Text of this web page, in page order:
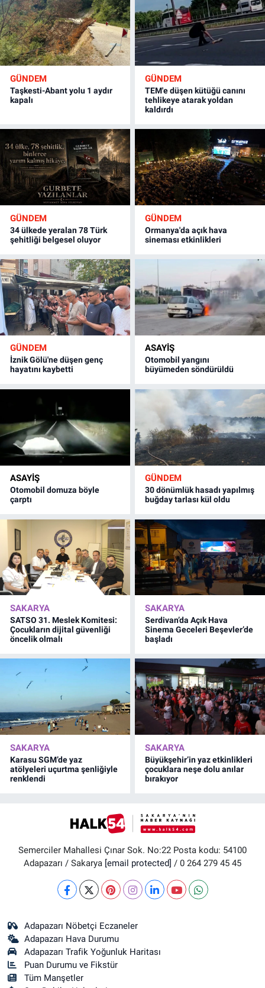
GÜNDEM
Taşkesti-Abant yolu 1 aydır
kapalı
GÜNDEM
TEM'e düşen kütüğü canını
tehlikeye atarak yoldan
kaldırdı
GÜNDEM
34 ülkede yeralan 78 Türk
şehitliği belgesel oluyor
GÜNDEM
Ormanya'da açık hava
sineması etkinlikleri
GÜNDEM
İznik Gölü'ne düşen genç
hayatını kaybetti
ASAYİŞ
Otomobil yangını
büyümeden söndürüldü
ASAYİŞ
Otomobil domuza böyle
çarptı
GÜNDEM
30 dönümlük hasadı yapılmış
buğday tarlası kül oldu
SAKARYA
SATSO 31. Meslek Komitesi:
Çocukların dijital güvenliği
öncelik olmalı
SAKARYA
Serdivan’da Açık Hava
Sinema Geceleri Beşevler’de
başladı
SAKARYA
Karasu SGM’de yaz
atölyeleri uçurtma şenliğiyle
renklendi
SAKARYA
Büyükşehir’in yaz etkinlikleri
çocuklara neşe dolu anılar
bırakıyor
Semerciler Mahallesi Çınar Sok. No:22 Posta kodu: 54100
Adapazarı / Sakarya [email protected] / 0 264 279 45 45
Adapazarı Nöbetçi Eczaneler
Adapazarı Hava Durumu
Adapazarı Trafik Yoğunluk Haritası
Puan Durumu ve Fikstür
Tüm Manşetler